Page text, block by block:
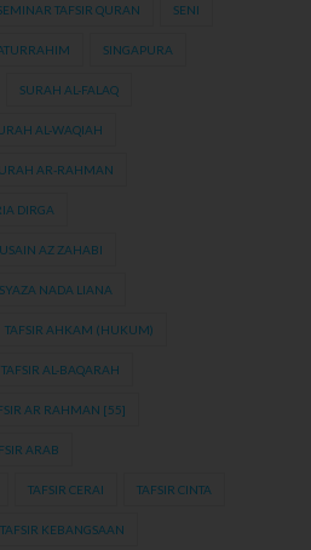
TAFSIR QURAN SENI
SINGAPURA
SURAH AL-FALAQ
AL-WAQIAH
AR-RAHMAN
DIRGA
AZ ZAHABI
SYAZA NADA LIANA
TAFSIR AHKAM (HUKUM)
TAFSIR AL-BAQARAH
AR RAHMAN [55]
ARAB
TAFSIR CERAI TAFSIR CINTA
TAFSIR KEBANGSAAN